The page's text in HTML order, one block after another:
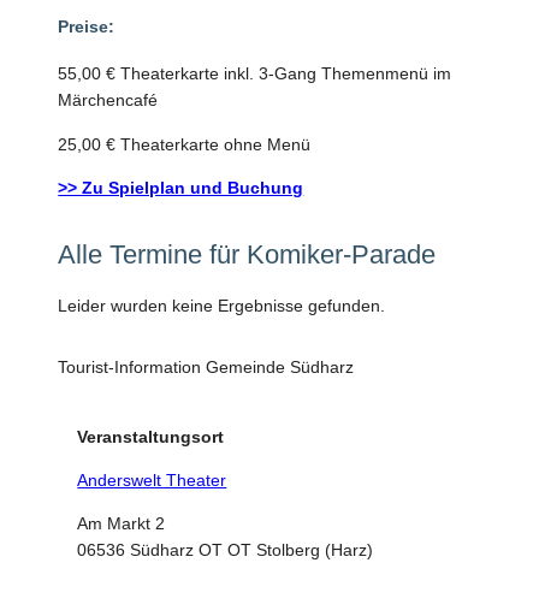
Preise:
55,00 € Theaterkarte inkl. 3-Gang Themenmenü im
Märchencafé
25,00 € Theaterkarte ohne Menü
>> Zu Spielplan und Buchung
Alle Termine für Komiker-Parade
Leider wurden keine Ergebnisse gefunden.
Tourist-Information Gemeinde Südharz
Veranstaltungsort
Anderswelt Theater
Am Markt 2
06536 Südharz OT OT Stolberg (Harz)